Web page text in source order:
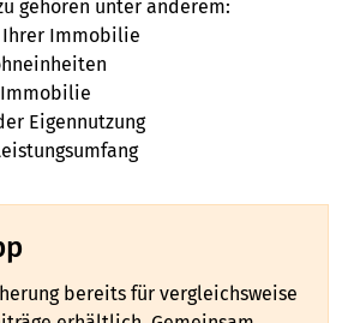
gehören unter anderem:
Ihrer Immobilie
Eigennutzung
bereits für vergleichsweise